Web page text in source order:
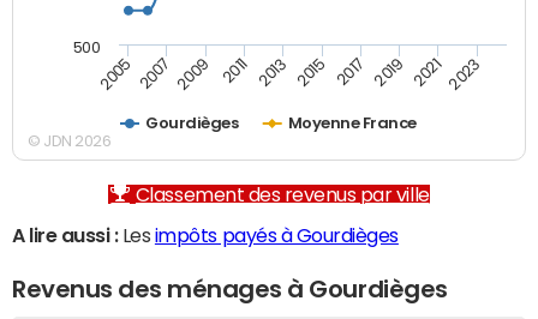
Gourdièges Moyenne France
2005 2007 2009 2011 2013 2015 2017 2019 2021 2023
500
© JDN 2026
Classement des revenus par ville
A lire aussi :Les impôts payés à Gourdièges
Revenus des ménages à Gourdièges